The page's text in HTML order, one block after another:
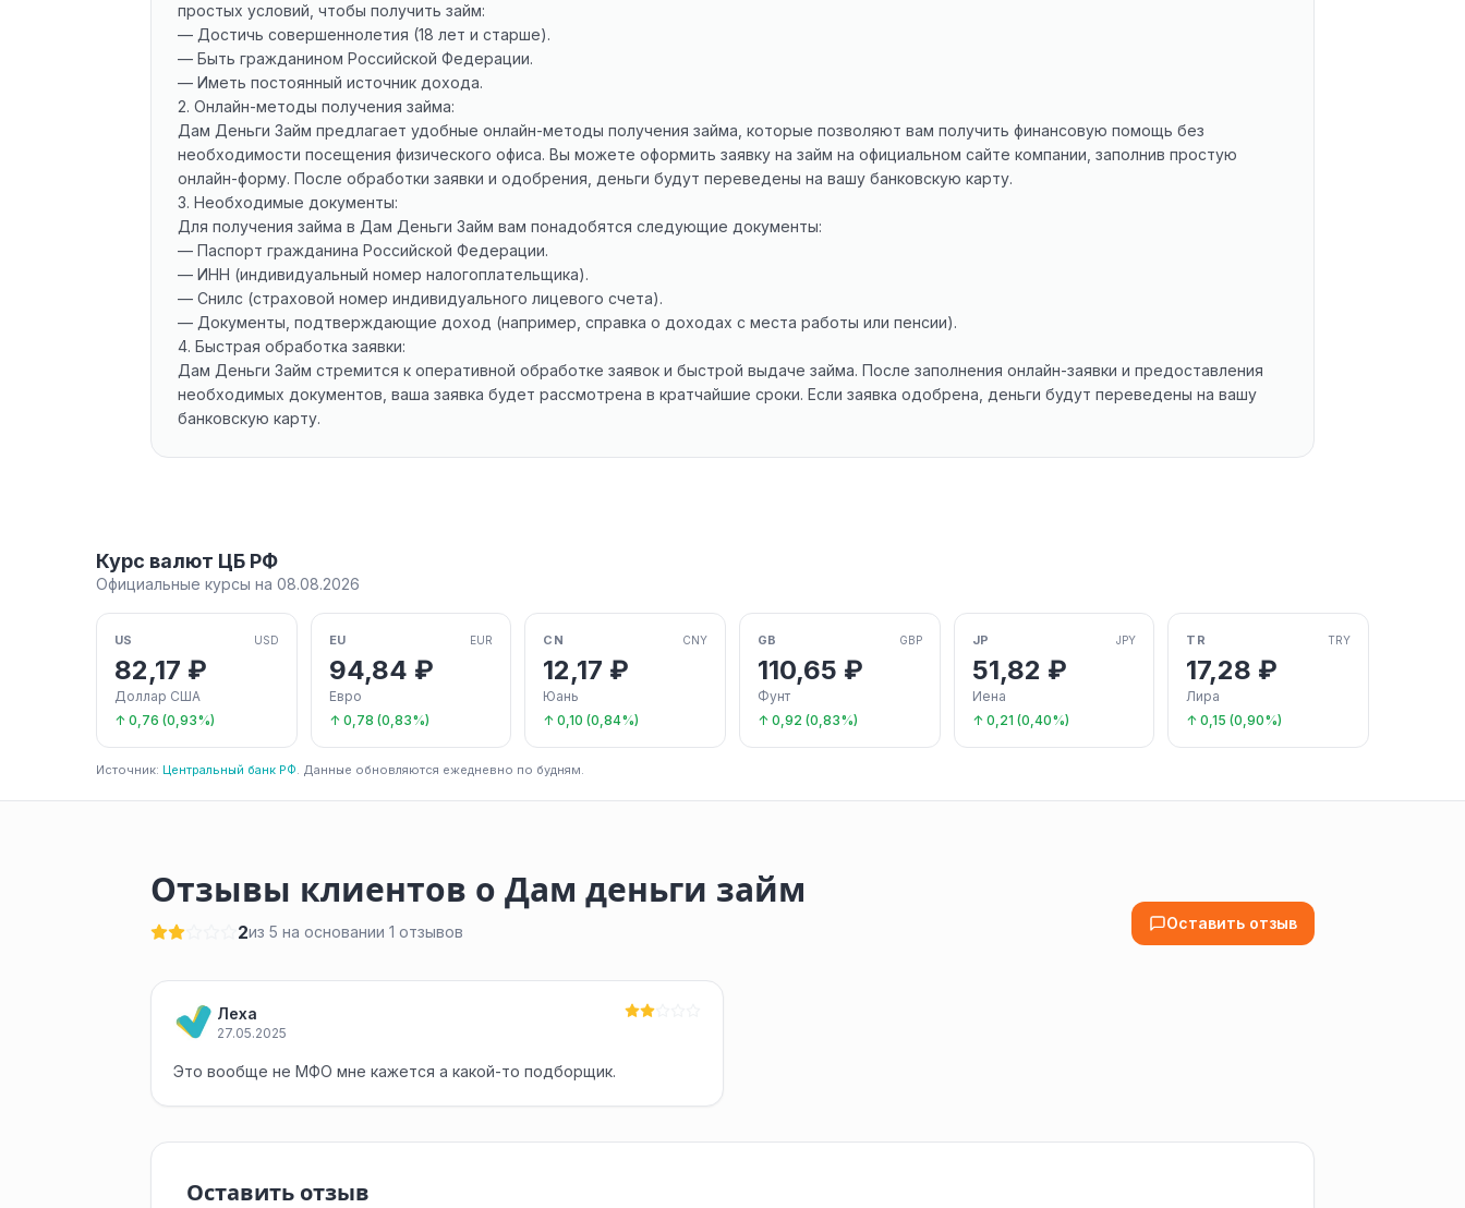
простых условий, чтобы получить займ:
— Достичь совершеннолетия (18 лет и старше).
— Быть гражданином Российской Федерации.
— Иметь постоянный источник дохода.
2. Онлайн-методы получения займа:
Дам Деньги Займ предлагает удобные онлайн-методы получения займа, которые позволяют вам получить финансовую помощь без
необходимости посещения физического офиса. Вы можете оформить заявку на займ на официальном сайте компании, заполнив простую
онлайн-форму. После обработки заявки и одобрения, деньги будут переведены на вашу банковскую карту.
3. Необходимые документы:
Для получения займа в Дам Деньги Займ вам понадобятся следующие документы:
— Паспорт гражданина Российской Федерации.
— ИНН (индивидуальный номер налогоплательщика).
— Снилс (страховой номер индивидуального лицевого счета).
— Документы, подтверждающие доход (например, справка о доходах с места работы или пенсии).
4. Быстрая обработка заявки:
Дам Деньги Займ стремится к оперативной обработке заявок и быстрой выдаче займа. После заполнения онлайн-заявки и предоставления
необходимых документов, ваша заявка будет рассмотрена в кратчайшие сроки. Если заявка одобрена, деньги будут переведены на вашу
банковскую карту.
Курс валют ЦБ РФ
Официальные курсы на 08.08.2026
US USD
82,17 ₽
Доллар США
↑ 0,76 (0,93%)
EU EUR
94,84 ₽
Евро
↑ 0,78 (0,83%)
CN CNY
12,17 ₽
Юань
↑ 0,10 (0,84%)
GB GBP
110,65 ₽
Фунт
↑ 0,92 (0,83%)
JP JPY
51,82 ₽
Иена
↑ 0,21 (0,40%)
TR TRY
17,28 ₽
Лира
↑ 0,15 (0,90%)
Источник: Центральный банк РФ. Данные обновляются ежедневно по будням.
Отзывы клиентов о Дам деньги займ
2из 5 на основании 1 отзывов Оставить отзыв
Леха
27.05.2025
Это вообще не МФО мне кажется а какой-то подборщик.
Оставить отзыв